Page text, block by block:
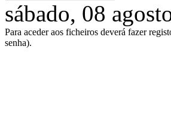
sábado, 08
Para aceder aos ficheiros deverá fazer
senha).